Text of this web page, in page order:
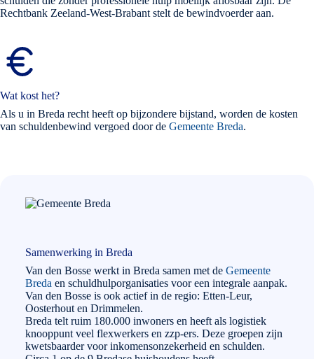
Rechtbank Zeeland-West-Brabant stelt de bewindvoerder aan.
Wat kost het?
Als u in Breda recht heeft op bijzondere bijstand, worden de kosten
van schuldenbewind vergoed door de Gemeente Breda.
Samenwerking in Breda
Van den Bosse werkt in Breda samen met de Gemeente
Breda en schuldhulporganisaties voor een integrale aanpak.
Van den Bosse is ook actief in de regio: Etten-Leur,
Oosterhout en Drimmelen.
Breda telt ruim 180.000 inwoners en heeft als logistiek
knooppunt veel flexwerkers en zzp-ers. Deze groepen zijn
kwetsbaarder voor inkomensonzekerheid en schulden.